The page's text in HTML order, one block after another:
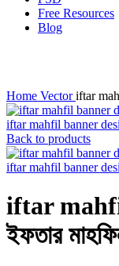
Free Resources
Blog
Home Vectoriftar
iftar mahfil banner
Back to products
iftar mahfil banner
iftar
ইফতার